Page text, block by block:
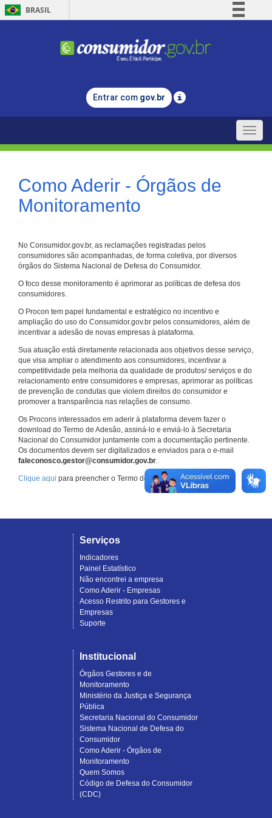
BRASIL
Comunica BR
Legislação
Entrar com gov.br
Toggle
Como Aderir - Órgãos de
Monitoramento
No Consumidor.gov.br, as reclamações registradas pelos
consumidores são acompanhadas, de forma coletiva, por diversos
órgãos do Sistema Nacional de Defesa do Consumidor.
O foco desse monitoramento é aprimorar as políticas de defesa dos
consumidores.
O Procon tem papel fundamental e estratégico no incentivo e
ampliação do uso do Consumidor.gov.br pelos consumidores, além de
incentivar a adesão de novas empresas à plataforma.
Sua atuação está diretamente relacionada aos objetivos desse serviço,
que visa ampliar o atendimento aos consumidores, incentivar a
competitividade pela melhoria da qualidade de produtos/ serviços e do
relacionamento entre consumidores e empresas, aprimorar as políticas
de prevenção de condutas que violem direitos do consumidor e
promover a transparência nas relações de consumo.
Os Procons interessados em aderir à plataforma devem fazer o
download do Termo de Adesão, assiná-lo e enviá-lo à Secretaria
Nacional do Consumidor juntamente com a documentação pertinente.
Os documentos devem ser digitalizados e enviados para o e-mail
faleconosco.gestor@consumidor.gov.br.
Clique aqui para preencher o Termo de Adesão.
Serviços
Indicadores
Painel Estatístico
Não encontrei a empresa
Como Aderir - Empresas
Acesso Restrito para Gestores e
Empresas
Suporte
Institucional
Órgãos Gestores e de
Monitoramento
Ministério da Justiça e Segurança
Pública
Secretaria Nacional do Consumidor
Sistema Nacional de Defesa do
Consumidor
Como Aderir - Órgãos de
Monitoramento
Quem Somos
Código de Defesa do Consumidor
(CDC)